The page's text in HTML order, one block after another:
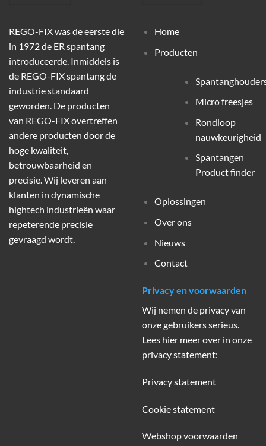
REGO-FIX was de eerste die
in 1972 de ER spantang
introduceerde. Inmiddels is
de REGO-FIX spantang de
industrie standaard
geworden. De producten
van REGO-FIX overtreffen
andere producten door de
hoge kwaliteit,
betrouwbaarheid en
precisie. Wij leveren aan
klanten in dynamische
hightech industrieën waar
repeterende precisie
gevraagd wordt.
Home
Producten
Micro freesjes
Rondloop
nauwkeurigheid
Spantangen
Product finder
Oplossingen
Over ons
Nieuws
Contact
Privacy en voorwaarden
Wij nemen de privacy van
onze gebruikers serieus.
Lees hier meer over in onze
privacy statement:
Privacy statement
Cookie statement
Webshop voorwaarden